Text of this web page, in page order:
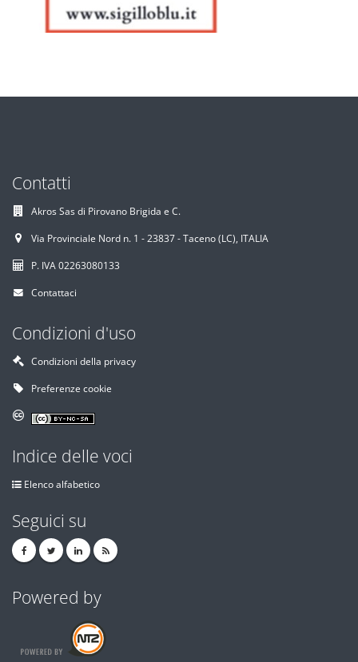
Contatti
Akros Sas di Pirovano Brigida e C.
Via Provinciale Nord n. 1 - 23837 - Taceno (LC), ITALIA
P. IVA 02263080133
Contattaci
Condizioni d'uso
Condizioni della privacy
Preferenze cookie
Indice delle voci
Elenco alfabetico
Seguici su
Powered by